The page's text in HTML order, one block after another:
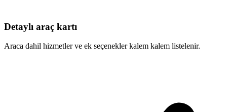
Detaylı araç kartı
Araca dahil hizmetler ve ek seçenekler kalem kalem listelenir.